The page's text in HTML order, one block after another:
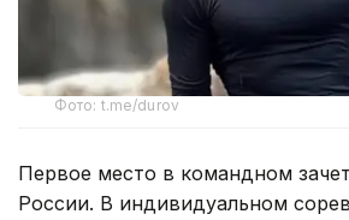
Фото: t.me/durov
Первое место в командном
России. В индивидуальном